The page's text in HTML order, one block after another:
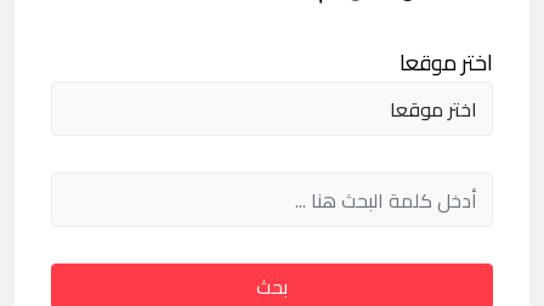
اختر موقعا
بحث